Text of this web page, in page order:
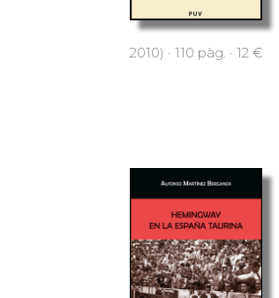
2010) · 110 pàg. · 12 €